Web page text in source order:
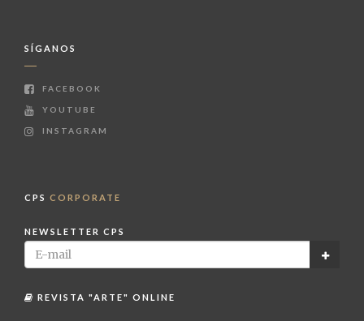
SÍGANOS
FACEBOOK
YOUTUBE
INSTAGRAM
CPS CORPORATE
NEWSLETTER CPS
REVISTA "ARTE" ONLINE